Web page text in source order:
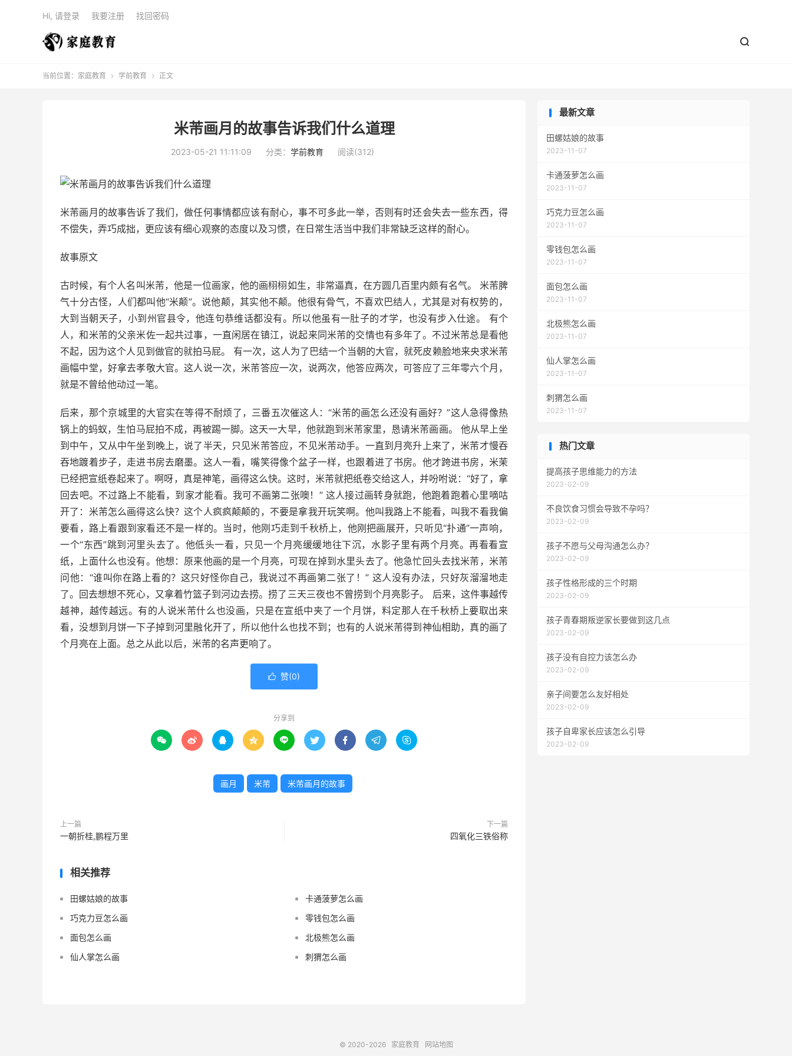

Hi, 请登录 我要注册 找回密码
当前位置： 家庭教育  学前教育  正文
米芾画月的故事告诉我们什么道理
2023-05-21 11:11:09 分类： 学前教育 阅读(312)
米芾画月的故事告诉了我们，做任何事情都应该有耐心，事不可多此一举，否则有时还会失去一些东西，得
不偿失，弄巧成拙，更应该有细心观察的态度以及习惯，在日常生活当中我们非常缺乏这样的耐心。
故事原文
古时候，有个人名叫米芾，他是一位画家，他的画栩栩如生，非常逼真，在方圆几百里内颇有名气。 米芾脾
气十分古怪，人们都叫他“米颠”。说他颠，其实他不颠。他很有骨气，不喜欢巴结人，尤其是对有权势的，
大到当朝天子，小到州官县令，他连句恭维话都没有。所以他虽有一肚子的才学，也没有步入仕途。 有个
人，和米芾的父亲米佐一起共过事，一直闲居在镇江，说起来同米芾的交情也有多年了。不过米芾总是看他
不起，因为这个人见到做官的就拍马屁。 有一次，这人为了巴结一个当朝的大官，就死皮赖脸地来央求米芾
画幅中堂，好拿去孝敬大官。这人说一次，米芾答应一次，说两次，他答应两次，可答应了三年零六个月，
就是不曾给他动过一笔。
后来，那个京城里的大官实在等得不耐烦了，三番五次催这人：“米芾的画怎么还没有画好？”这人急得像热
锅上的蚂蚁，生怕马屁拍不成，再被踢一脚。这天一大早，他就跑到米芾家里，恳请米芾画画。 他从早上坐
到中午，又从中午坐到晚上，说了半天，只见米芾答应，不见米芾动手。一直到月亮升上来了，米芾才慢吞
吞地踱着步子，走进书房去磨墨。这人一看，嘴笑得像个盆子一样，也跟着进了书房。他才跨进书房，米茉
已经把宣纸卷起来了。啊呀，真是神笔，画得这么快。这时，米芾就把纸卷交给这人，并吩咐说：“好了，拿
回去吧。不过路上不能看，到家才能看。我可不画第二张噢！” 这人接过画转身就跑，他跑着跑着心里嘀咕
开了：米芾怎么画得这么快？这个人疯疯颠颠的，不要是拿我开玩笑啊。他叫我路上不能看，叫我不看我偏
要看，路上看跟到家看还不是一样的。当时，他刚巧走到千秋桥上，他刚把画展开，只听见“扑通”一声响，
一个“东西”跳到河里头去了。他低头一看，只见一个月亮缓缓地往下沉，水影子里有两个月亮。再看看宣
纸，上面什么也没有。他想：原来他画的是一个月亮，可现在掉到水里头去了。他急忙回头去找米芾，米芾
问他：“谁叫你在路上看的？这只好怪你自己，我说过不再画第二张了！” 这人没有办法，只好灰溜溜地走
了。回去想想不死心，又拿着竹篮子到河边去捞。捞了三天三夜也不曾捞到个月亮影子。 后来，这件事越传
越神，越传越远。有的人说米芾什么也没画，只是在宣纸中夹了一个月饼，料定那人在千秋桥上要取出来
看，没想到月饼一下子掉到河里融化开了，所以他什么也找不到；也有的人说米芾得到神仙相助，真的画了
个月亮在上面。总之从此以后，米芾的名声更响了。
 赞(0)
分享到
        
画月 米芾 米芾画月的故事
上一篇
一朝折桂,鹏程万里
下一篇
四氧化三铁俗称
相关推荐
田螺姑娘的故事
卡通菠萝怎么画
巧克力豆怎么画
零钱包怎么画
面包怎么画
北极熊怎么画
仙人掌怎么画
刺猬怎么画
最新文章
田螺姑娘的故事
2023-11-07
卡通菠萝怎么画
2023-11-07
巧克力豆怎么画
2023-11-07
零钱包怎么画
2023-11-07
面包怎么画
2023-11-07
北极熊怎么画
2023-11-07
仙人掌怎么画
2023-11-07
刺猬怎么画
2023-11-07
热门文章
提高孩子思维能力的方法
2023-02-09
不良饮食习惯会导致不孕吗？
2023-02-09
孩子不愿与父母沟通怎么办？
2023-02-09
孩子性格形成的三个时期
2023-02-09
孩子青春期叛逆家长要做到这几点
2023-02-09
孩子没有自控力该怎么办
2023-02-09
亲子间要怎么友好相处
2023-02-09
孩子自卑家长应该怎么引导
2023-02-09
© 2020-2026 家庭教育 网站地图